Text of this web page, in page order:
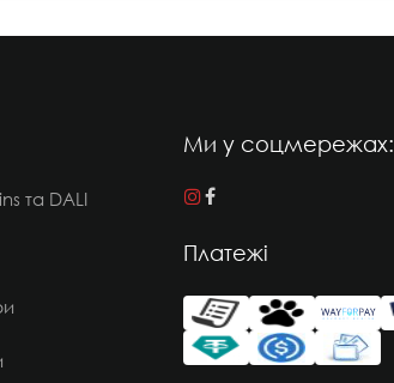
та DALI
Ми у соцмережах:
Платежі